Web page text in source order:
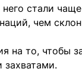
стали
чем
на то, чтобы
захватами.